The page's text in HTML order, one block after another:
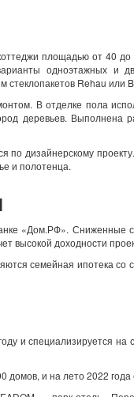
площадью от 40
одноэтажных и
стеклопакетов Rehau или
В отделке пола
деревьев. Выполнена
по дизайнерскому
и полотенца.
«Дом.РФ». Сниженные
высокой доходности
семейная ипотека со
и специализируется
домов, и на лето 2022